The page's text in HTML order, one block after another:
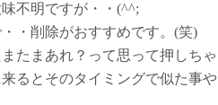
不明ですが・・(^^;
・削除がおすすめです。(笑)
たまあれ？って思って押しち
るとそのタイミングで似た事